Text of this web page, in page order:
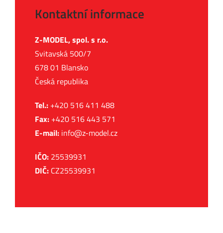
Kontaktní informace
Z-MODEL, spol. s r.o.
Svitavská 500/7
678 01 Blansko
Česká republika
Tel.: +420 516 411 488
Fax: +420 516 443 571
E-mail: info@z-model.cz
IČO: 25539931
DIČ: CZ25539931